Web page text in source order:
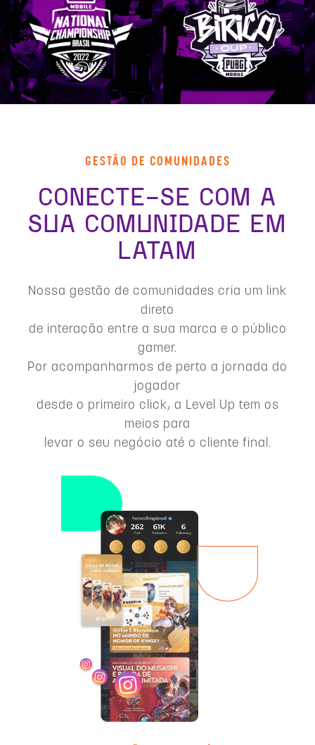
GESTÃO DE COMUNIDADES
CONECTE-SE COM A
SUA COMUNIDADE EM
LATAM
Nossa gestão de comunidades cria um link
direto
de interação entre a sua marca e o público
gamer.
Por acompanharmos de perto a jornada do
jogador
desde o primeiro click, a Level Up tem os
meios para
levar o seu negócio até o cliente final.